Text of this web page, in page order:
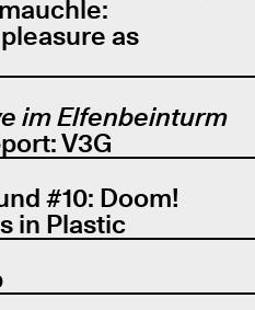
as
im Elfenbeinturm
V3G
#10: Doom!
in Plastic